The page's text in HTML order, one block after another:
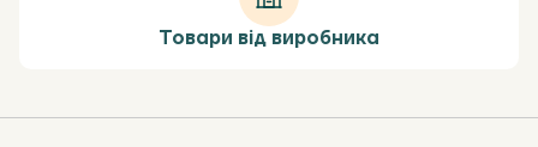
Товари від виробника